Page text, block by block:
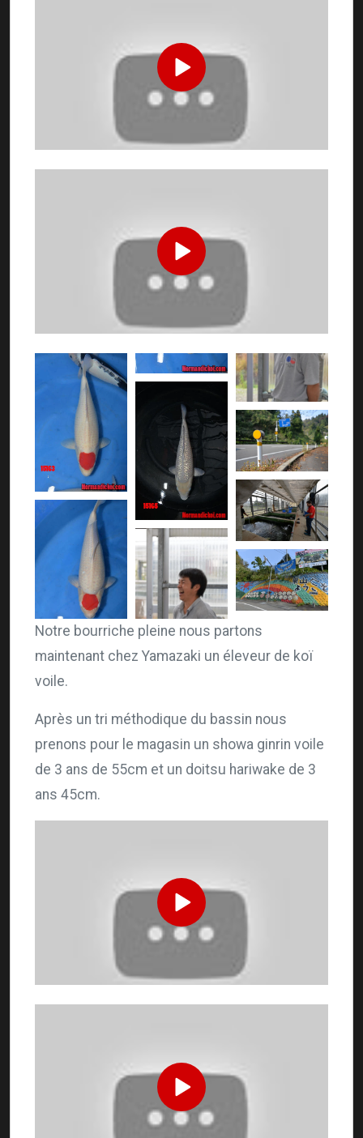
Notre bourriche pleine nous partons
maintenant chez Yamazaki un éleveur de koï
voile.
Après un tri méthodique du bassin nous
prenons pour le magasin un showa ginrin voile
de 3 ans de 55cm et un doitsu hariwake de 3
ans 45cm.